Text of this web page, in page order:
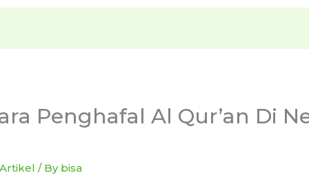
Penghafal Al Qur’an Di
Artikel / By bisa